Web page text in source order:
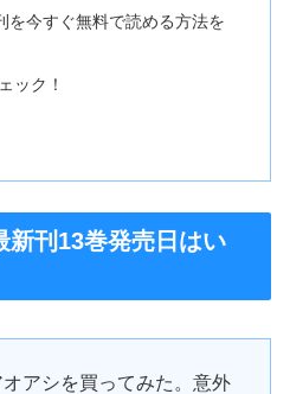
を今すぐ無料で読める方法を
ック！
新刊13巻発売日はい
アシを買ってみた。意外